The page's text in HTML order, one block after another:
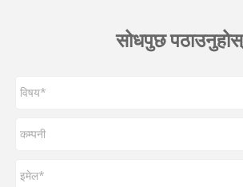
सोधपुछ पठाउनुहोस्